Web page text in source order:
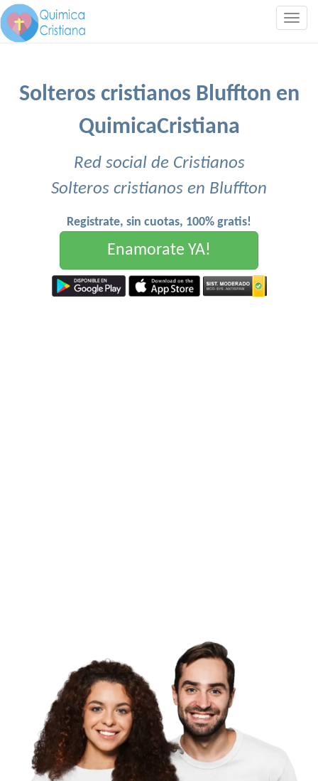
Solteros cristianos Bluffton en
QuimicaCristiana
Red social de Cristianos
Solteros cristianos en Bluffton
Registrate, sin cuotas, 100% gratis!
Enamorate YA!